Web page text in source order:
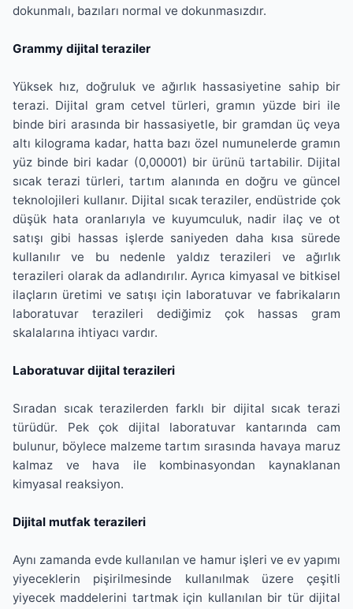
dokunmalı, bazıları normal ve dokunmasızdır.
Grammy dijital teraziler
Yüksek hız, doğruluk ve ağırlık hassasiyetine sahip bir
terazi. Dijital gram cetvel türleri, gramın yüzde biri ile
binde biri arasında bir hassasiyetle, bir gramdan üç veya
altı kilograma kadar, hatta bazı özel numunelerde gramın
yüz binde biri kadar (0,00001) bir ürünü tartabilir. Dijital
sıcak terazi türleri, tartım alanında en doğru ve güncel
teknolojileri kullanır. Dijital sıcak teraziler, endüstride çok
düşük hata oranlarıyla ve kuyumculuk, nadir ilaç ve ot
satışı gibi hassas işlerde saniyeden daha kısa sürede
kullanılır ve bu nedenle yaldız terazileri ve ağırlık
terazileri olarak da adlandırılır. Ayrıca kimyasal ve bitkisel
ilaçların üretimi ve satışı için laboratuvar ve fabrikaların
laboratuvar terazileri dediğimiz çok hassas gram
skalalarına ihtiyacı vardır.
Laboratuvar dijital terazileri
Sıradan sıcak terazilerden farklı bir dijital sıcak terazi
türüdür. Pek çok dijital laboratuvar kantarında cam
bulunur, böylece malzeme tartım sırasında havaya maruz
kalmaz ve hava ile kombinasyondan kaynaklanan
kimyasal reaksiyon.
Dijital mutfak terazileri
Aynı zamanda evde kullanılan ve hamur işleri ve ev yapımı
yiyeceklerin pişirilmesinde kullanılmak üzere çeşitli
yiyecek maddelerini tartmak için kullanılan bir tür dijital